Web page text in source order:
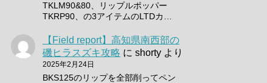
TKLM90&80、リップルポッパー
TKRP90、の3アイテムのLTDカ…
【Field report】高知県南西部の
磯ヒラスズキ攻略 に shorty より
2025年2月24日
BKS125のリップを全部削ってペン